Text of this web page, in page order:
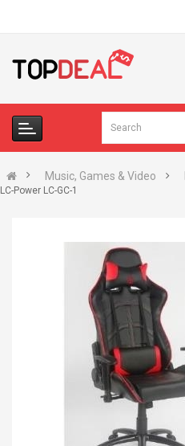
Music, Games & Video
LC-Power LC-GC-1